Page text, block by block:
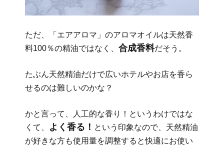
ただ、「エアアロマ」のアロマオイルは天然香
料100％の精油ではなく、 合成香料だそう。
たぶん天然精油だけで広いホテルやお店を香ら
せるのは難しいのかな？
かと言って、人工的な香り！というわけではな
くて、
よく香る！ という印象なので、天然精油
が好きな方も使用量を調整すると快適にお使い